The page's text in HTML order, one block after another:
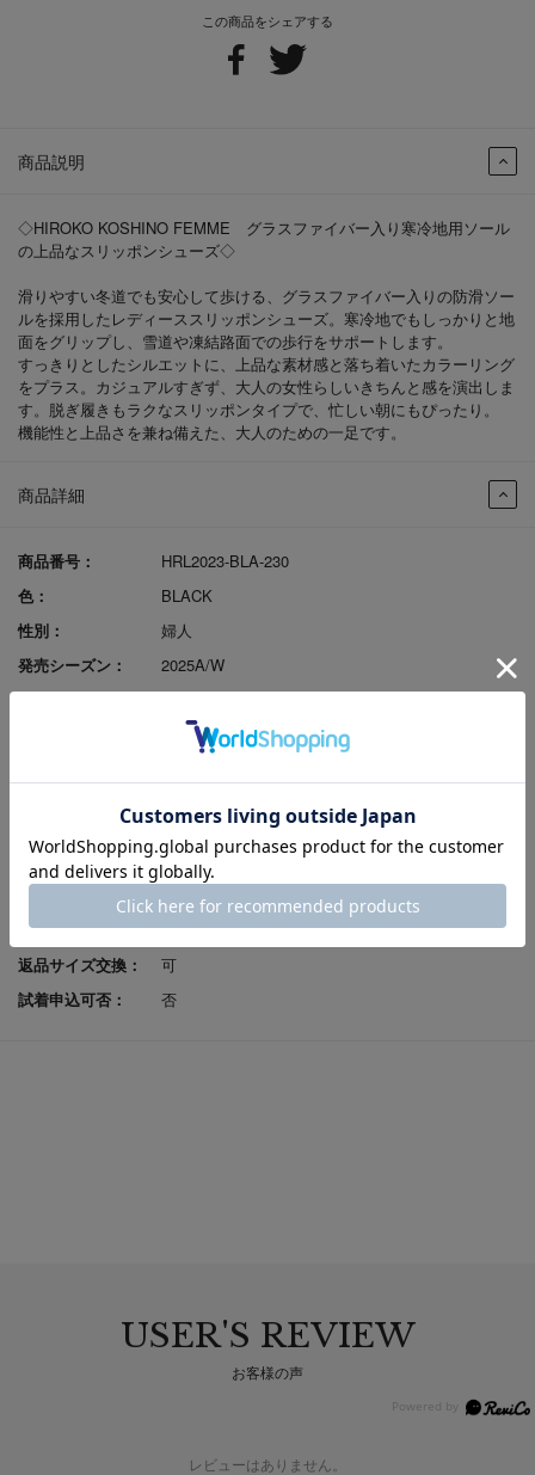
商品詳細
商品番号：
HRL2023-BLA-230
色：
BLACK
性別：
婦人
発売シーズン：
2025A/W
ｱｯﾊﾟｰ材料：
PＵ×ニット生地
合成ゴム
ヒールの高さ：
原産国：
中国
足入れ感（幅）：
EEE
レビューポイント付
与：
可
返品サイズ交換：
可
試着申込可否：
否
この商品をシェアする
商品説明
◇HIROKO KOSHINO FEMME グラスファイバー入り寒冷地用ソール
の上品なスリッポンシューズ◇
滑りやすい冬道でも安心して歩ける、グラスファイバー入りの防滑ソー
ルを採用したレディーススリッポンシューズ。寒冷地でもしっかりと地
面をグリップし、雪道や凍結路面での歩行をサポートします。
すっきりとしたシルエットに、上品な素材感と落ち着いたカラーリング
をプラス。カジュアルすぎず、大人の女性らしいきちんと感を演出しま
す。脱ぎ履きもラクなスリッポンタイプで、忙しい朝にもぴったり。
機能性と上品さを兼ね備えた、大人のための一足です。
USER'S REVIEW
お客様の声
レビューはありません。